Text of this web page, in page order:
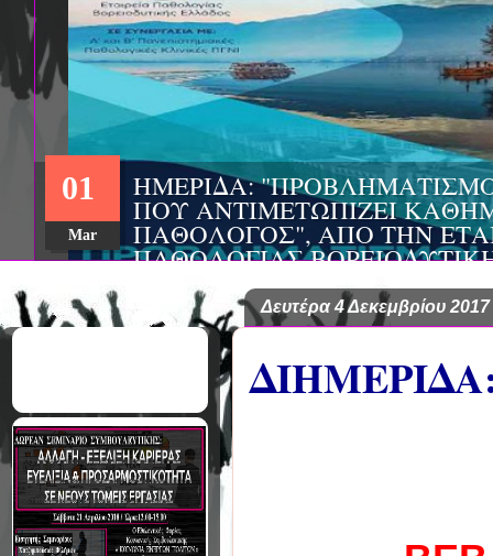
ΣΥΝΕΔΡΙΟ: «ΚΟΙΝΩΝΙΚΕΣ
ΦΡΟΝΤΙΔΑΣ», ΑΠΟ ΤΗΝ
ΨΥΧΙΑΤΡΙΚΗΣ Π.
EΥΡΩΠΑΪΚΟ ΔΙΚΤΥΟ
ΑSKLEPIOS
22
Aug
Δευτέρα 4 Δεκεμβρίου 2017